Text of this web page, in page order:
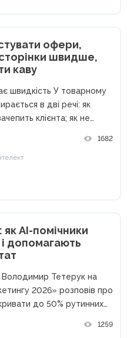
офери,
швидше,
каву
У товарному
в дві речі: як
клієнта; як не
1682
AI-помічники
допомагають
Володимир Тетерук на
2026» розповів про
до 50% рутинних
аналітики.
1259